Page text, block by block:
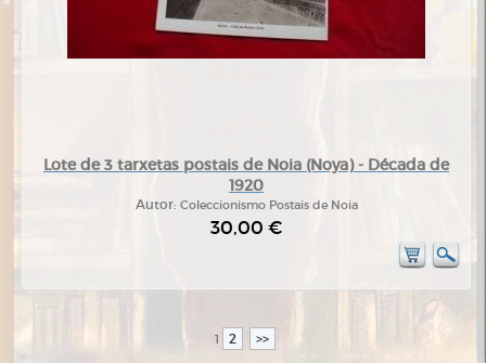
Lote de 3 tarxetas postais de Noia (Noya) - Década de
1920
Autor: Coleccionismo Postais de Noia
30,00 €
1 2 >>